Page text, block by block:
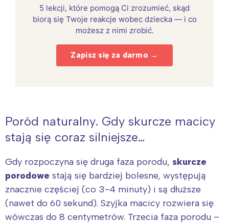
5 lekcji, które pomogą Ci zrozumieć, skąd
biorą się Twoje reakcje wobec dziecka — i co
możesz z nimi zrobić.
Zapisz się za darmo →
Poród naturalny. Gdy skurcze macicy
stają się coraz silniejsze…
Gdy rozpoczyna się druga faza porodu, skurcze
porodowe stają się bardziej bolesne, występują
znacznie częściej (co 3-4 minuty) i są dłuższe
(nawet do 60 sekund). Szyjka macicy rozwiera się
wówczas do 8 centymetrów. Trzecia faza porodu –